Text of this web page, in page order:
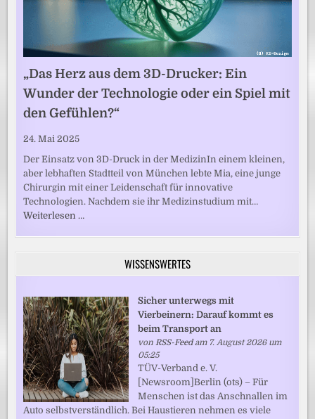
„Das Herz aus dem 3D-Drucker: Ein
Wunder der Technologie oder ein Spiel mit
den Gefühlen?“
24. Mai 2025
Der Einsatz von 3D-Druck in der MedizinIn einem kleinen,
aber lebhaften Stadtteil von München lebte Mia, eine junge
Chirurgin mit einer Leidenschaft für innovative
Technologien. Nachdem sie ihr Medizinstudium mit…
Weiterlesen …
WISSENSWERTES
Sicher unterwegs mit
Vierbeinern: Darauf kommt es
beim Transport an
vonRSS-Feedam 7. August 2026 um
05:25
TÜV-Verband e. V.
[Newsroom]Berlin (ots) – Für
Menschen ist das Anschnallen im
Auto selbstverständlich. Bei Haustieren nehmen es viele